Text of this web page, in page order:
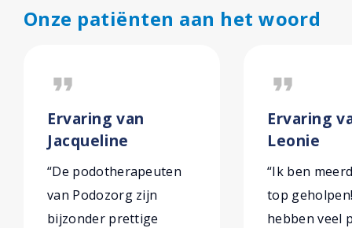
Onze patiënten aan het woord
format_quote
Ervaring van
Jacqueline
“De podotherapeuten
van Podozorg zijn
bijzonder prettige
format_quote
Ervaring
Leonie
“Ik ben
top
hebben veel